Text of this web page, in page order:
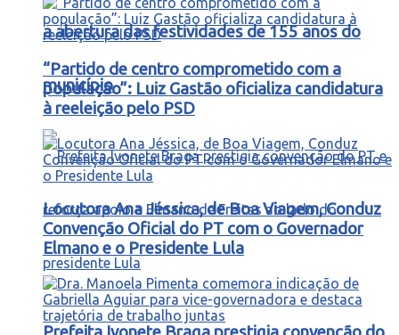
a abertura das festividades de 155 anos do
município
“Partido de centro comprometido com a
população”: Luiz Gastão oficializa candidatura
à reeleição pelo PSD
Locutora Ana Jéssica, de Boa Viagem, Conduz
Convenção Oficial do PT com o Governador
Elmano e o Presidente Lula